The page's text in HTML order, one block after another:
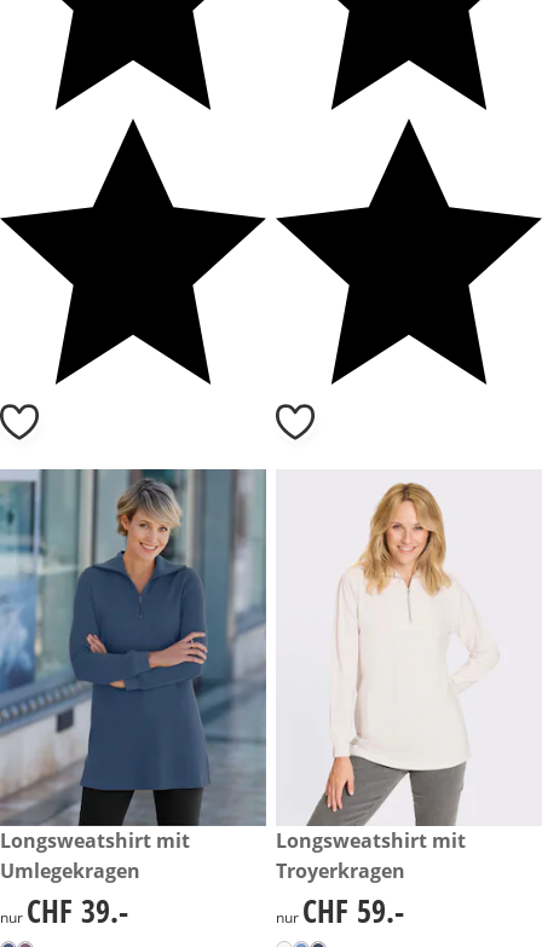
CHF 39.-
Longsweatshirt mit
Umlegekragen
CHF 39.-
nur CHF 39.-
CHF 59.-
Longsweatshirt mit
Troyerkragen
CHF 59.-
nur CHF 59.-